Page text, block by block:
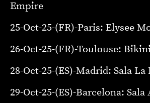
Empire
25-Oct-25-(FR)-Paris: Elysee
26-Oct-25-(FR)-Toulouse:
28-Oct-25-(ES)-Madrid: Sala La
29-Oct-25-(ES)-Barcelona: Sala